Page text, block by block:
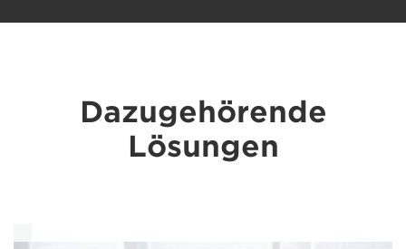
Dazugehörende
Lösungen